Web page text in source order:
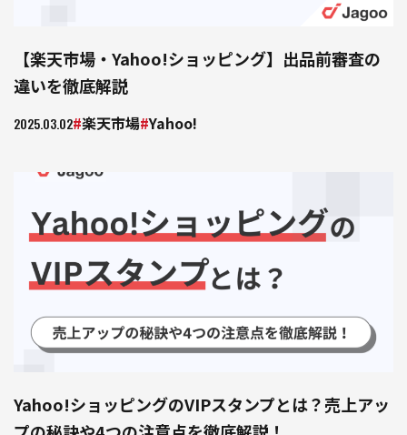
【楽天市場・Yahoo!ショッピング】出品前審査の
違いを徹底解説
2025.03.02 楽天市場 Yahoo!
Yahoo!ショッピングのVIPスタンプとは？売上アッ